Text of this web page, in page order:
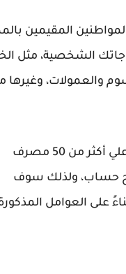
المقيمين
الشخصية، مثل
والعمولات، وغيرها
هناك عدد كبير من البنوك في السعودية التي تقدم الخدمات المصرفية وتشمل علي أكثر من 50 مصرف
حساب، ولذلك سوف
على العوامل المذكورة